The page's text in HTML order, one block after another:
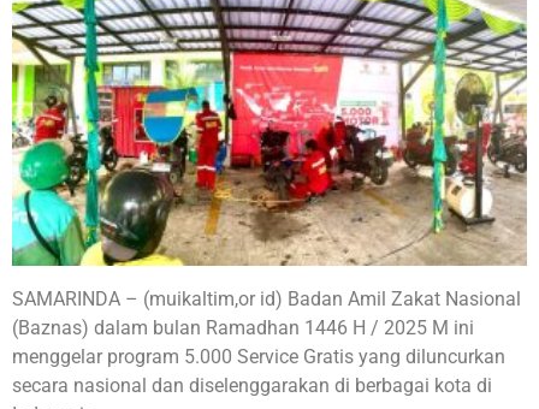
SAMARINDA – (muikaltim,or id) Badan Amil Zakat Nasional
(Baznas) dalam bulan Ramadhan 1446 H / 2025 M ini
menggelar program 5.000 Service Gratis yang diluncurkan
secara nasional dan diselenggarakan di berbagai kota di